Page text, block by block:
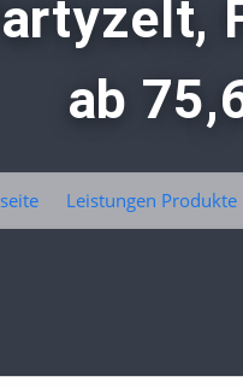
ab
Leistungen Produkte